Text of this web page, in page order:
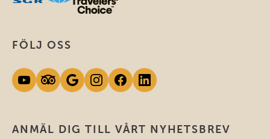
ANMÄL DIG TILL VÅRT NYHETSBREV
FÖLJ OSS